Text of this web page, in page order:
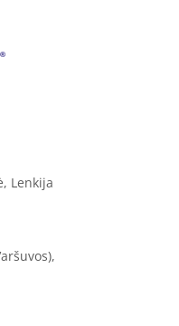
Lenkija